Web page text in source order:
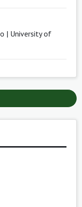
| University of